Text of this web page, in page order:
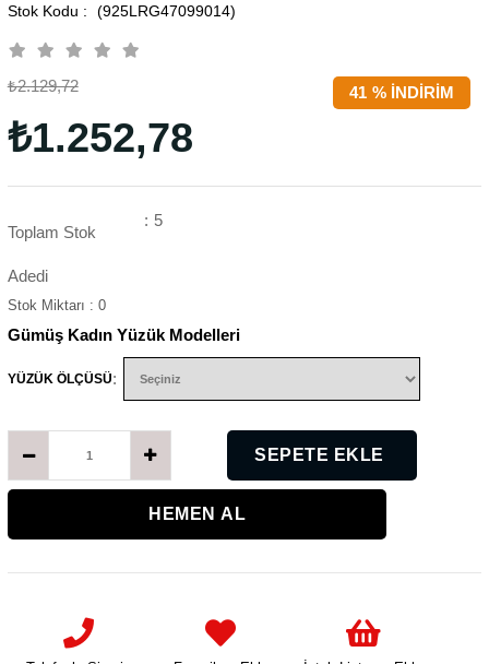
(925LRG47099014)
%
41 İNDIRIM
₺2.129,72
₺1.252,78
Toplam Stok
Adedi
: 5
Stok Miktarı : 0
Gümüş Kadın Yüzük Modelleri
YÜZÜK ÖLÇÜSÜ: